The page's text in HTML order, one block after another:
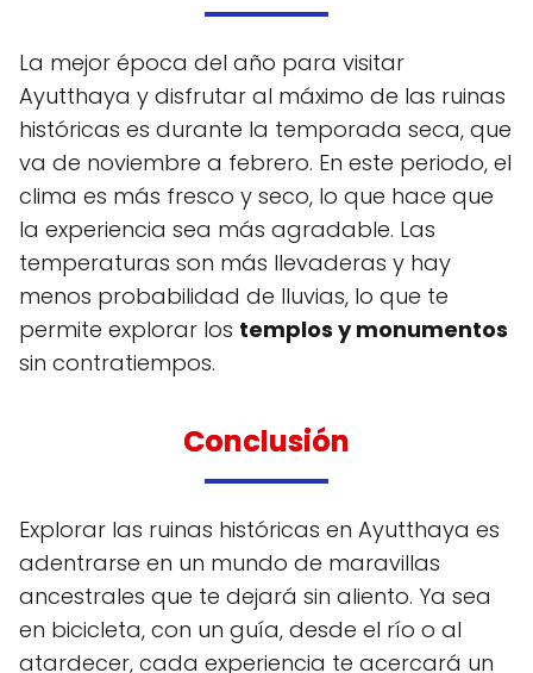
La mejor época del año para visitar
Ayutthaya y disfrutar al máximo de las ruinas
históricas es durante la temporada seca, que
va de noviembre a febrero. En este periodo, el
clima es más fresco y seco, lo que hace que
la experiencia sea más agradable. Las
temperaturas son más llevaderas y hay
menos probabilidad de lluvias, lo que te
permite explorar los templos y monumentos
sin contratiempos.
Conclusión
Explorar las ruinas históricas en Ayutthaya es
adentrarse en un mundo de maravillas
ancestrales que te dejará sin aliento. Ya sea
en bicicleta, con un guía, desde el río o al
atardecer, cada experiencia te acercará un